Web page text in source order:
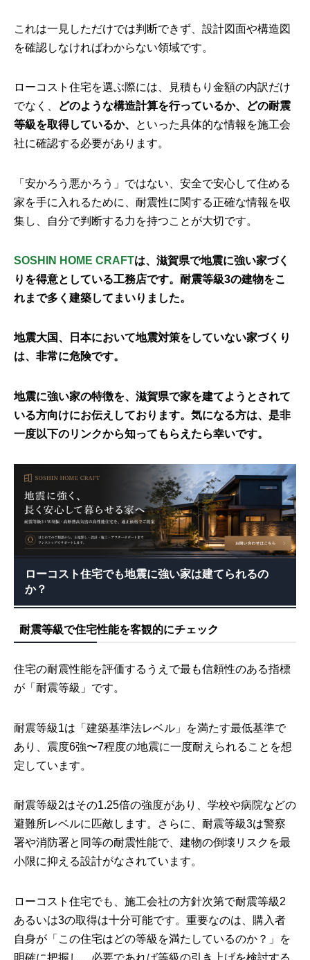
これは一見しただけでは判断できず、設計図面や構造図
を確認しなければわからない領域です。
ローコスト住宅を選ぶ際には、見積もり金額の内訳だけ
でなく、
どのような構造計算を行っているか、どの耐震
等級を取得しているか、
といった具体的な情報を施工会
社に確認する必要があります。
「安かろう悪かろう」ではない、安全で安心して住める
家を手に入れるために、耐震性に関する正確な情報を収
集し、自分で判断する力を持つことが大切です。
SOSHIN HOME CRAFTは、滋賀県で地震に強い家づく
りを得意としている工務店です。耐震等級3の建物をこ
れまで多く建築してまいりました。
地震大国、日本において地震対策をしていない家づくり
は、非常に危険です。
地震に強い家の特徴を、滋賀県で家を建てようとされて
いる方向けにお伝えしております。気になる方は、是非
一度以下のリンクから知ってもらえたら幸いです。
ローコスト住宅でも地震に強い家は建てられるの
か？
耐震等級で住宅性能を客観的にチェック
住宅の耐震性能を評価するうえで最も信頼性のある指標
が「耐震等級」です。
耐震等級1は「建築基準法レベル」を満たす最低基準で
あり、震度6強〜7程度の地震に一度耐えられることを想
定しています。
耐震等級2はその1.25倍の強度があり、学校や病院などの
避難所レベルに匹敵します。さらに、耐震等級3は警察
署や消防署と同等の耐震性能で、建物の倒壊リスクを最
小限に抑える設計がなされています。
ローコスト住宅でも、施工会社の方針次第で耐震等級2
あるいは3の取得は十分可能です。重要なのは、購入者
自身が「この住宅はどの等級を満たしているのか？」を
明確に把握し、必要であれば等級の引き上げを検討する